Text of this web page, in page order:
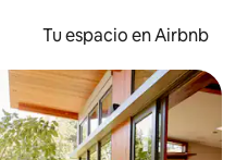
Tu espacio en Airbnb